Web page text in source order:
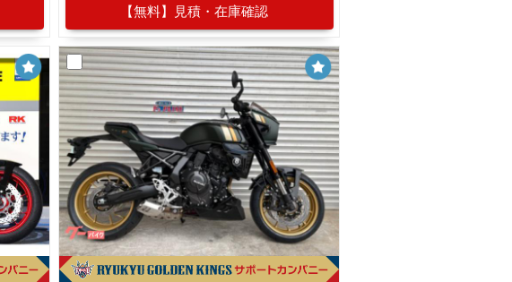
【無料】見積・在庫確認